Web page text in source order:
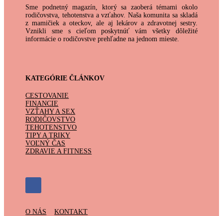
Sme podnetný magazín, ktorý sa zaoberá témami okolo
rodičovstva, tehotenstva a vzťahov. Naša komunita sa skladá
z mamičiek a oteckov, ale aj lekárov a zdravotnej sestry.
Vznikli sme s cieľom poskytnúť vám všetky dôležité
informácie o rodičovstve prehľadne na jednom mieste.
KATEGÓRIE ČLÁNKOV
CESTOVANIE
FINANCIE
VZŤAHY A SEX
RODIČOVSTVO
TEHOTENSTVO
TIPY A TRIKY
VOĽNÝ ČAS
ZDRAVIE A FITNESS
O NÁS KONTAKT